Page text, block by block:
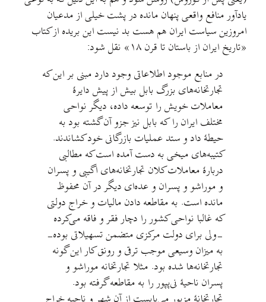
یادآور منافع واقعی پنهان مانده در پشت خیلی از مدعیان
امروزین سیاست ایران هم هست بد نیست این بریده از کتاب
«تاریخ ایران از باستان تا قرن ۱۸» نقل شود:
در منابع موجود اطلاعاتی وجود دارد مبنی بر این که
تجارتخانه‌های بزرگ بابل بیش از پیش دایرهٔ
معاملات خویش را توسعه داده، دیگر نواحی
مختلف ایران را که بابل نیز جزو آن گشته بود به
حیطهٔ داد و ستد عملیات بازرگانی خود کشاندند.
کتیبه‌های میخی به دست آمده است که مطالبی
دربارهٔ معاملات کلان تجارتخانه‌های اگیبی و پسران
و موراشو و پسران و عده‌ای دیگر در آن محفوظ
مانده است. به مقاطعه‌ دادن مالیات و خراج دولتی
که غالبا نواحی کشور را دچار فقر و فاقه می‌کرده
-ولی برای دولت مرکزی متضمن تسهیلاتی بوده-
به میزان وسیعی موجب ترقی و رونق کار این گونه
تجارتخانه‌ها شده بود. مثلا تجارتخانه موراشو و
پسران ناحیهٔ نی‌پپور را به مقاطعه گرفته بود.